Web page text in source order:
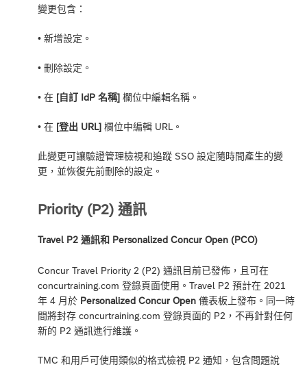
變更包含：
• 新增設定。
• 刪除設定。
• 在 [自訂 IdP 名稱] 欄位中編輯名稱。
• 在 [登出 URL] 欄位中編輯 URL。
此變更可讓驗證管理檢視和追蹤 SSO 設定隨時間產生的變
更，並恢復先前刪除的設定。
Priority (P2) 通訊
Travel P2 通訊和 Personalized Concur Open (PCO)
Concur Travel Priority 2 (P2) 通訊目前已發佈，且可在
concurtraining.com 登錄頁面使用。Travel P2 預計在 2021
年 4 月於 Personalized Concur Open 儀表板上發布。同一時
間將封存 concurtraining.com 登錄頁面的 P2，不再針對任何
新的 P2 通訊進行維護。
TMC 和用戶可使用類似的格式檢視 P2 通知，包含問題說